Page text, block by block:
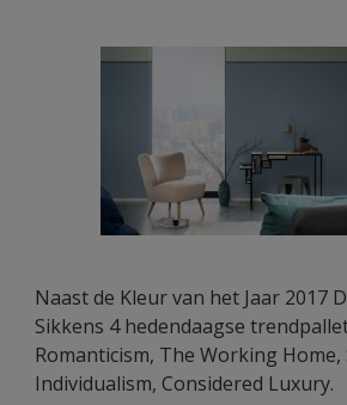
Naast de Kleur van het Jaar 2017
Sikkens 4 hedendaagse
Romanticism, The Working Home,
Individualism, Considered Luxury.